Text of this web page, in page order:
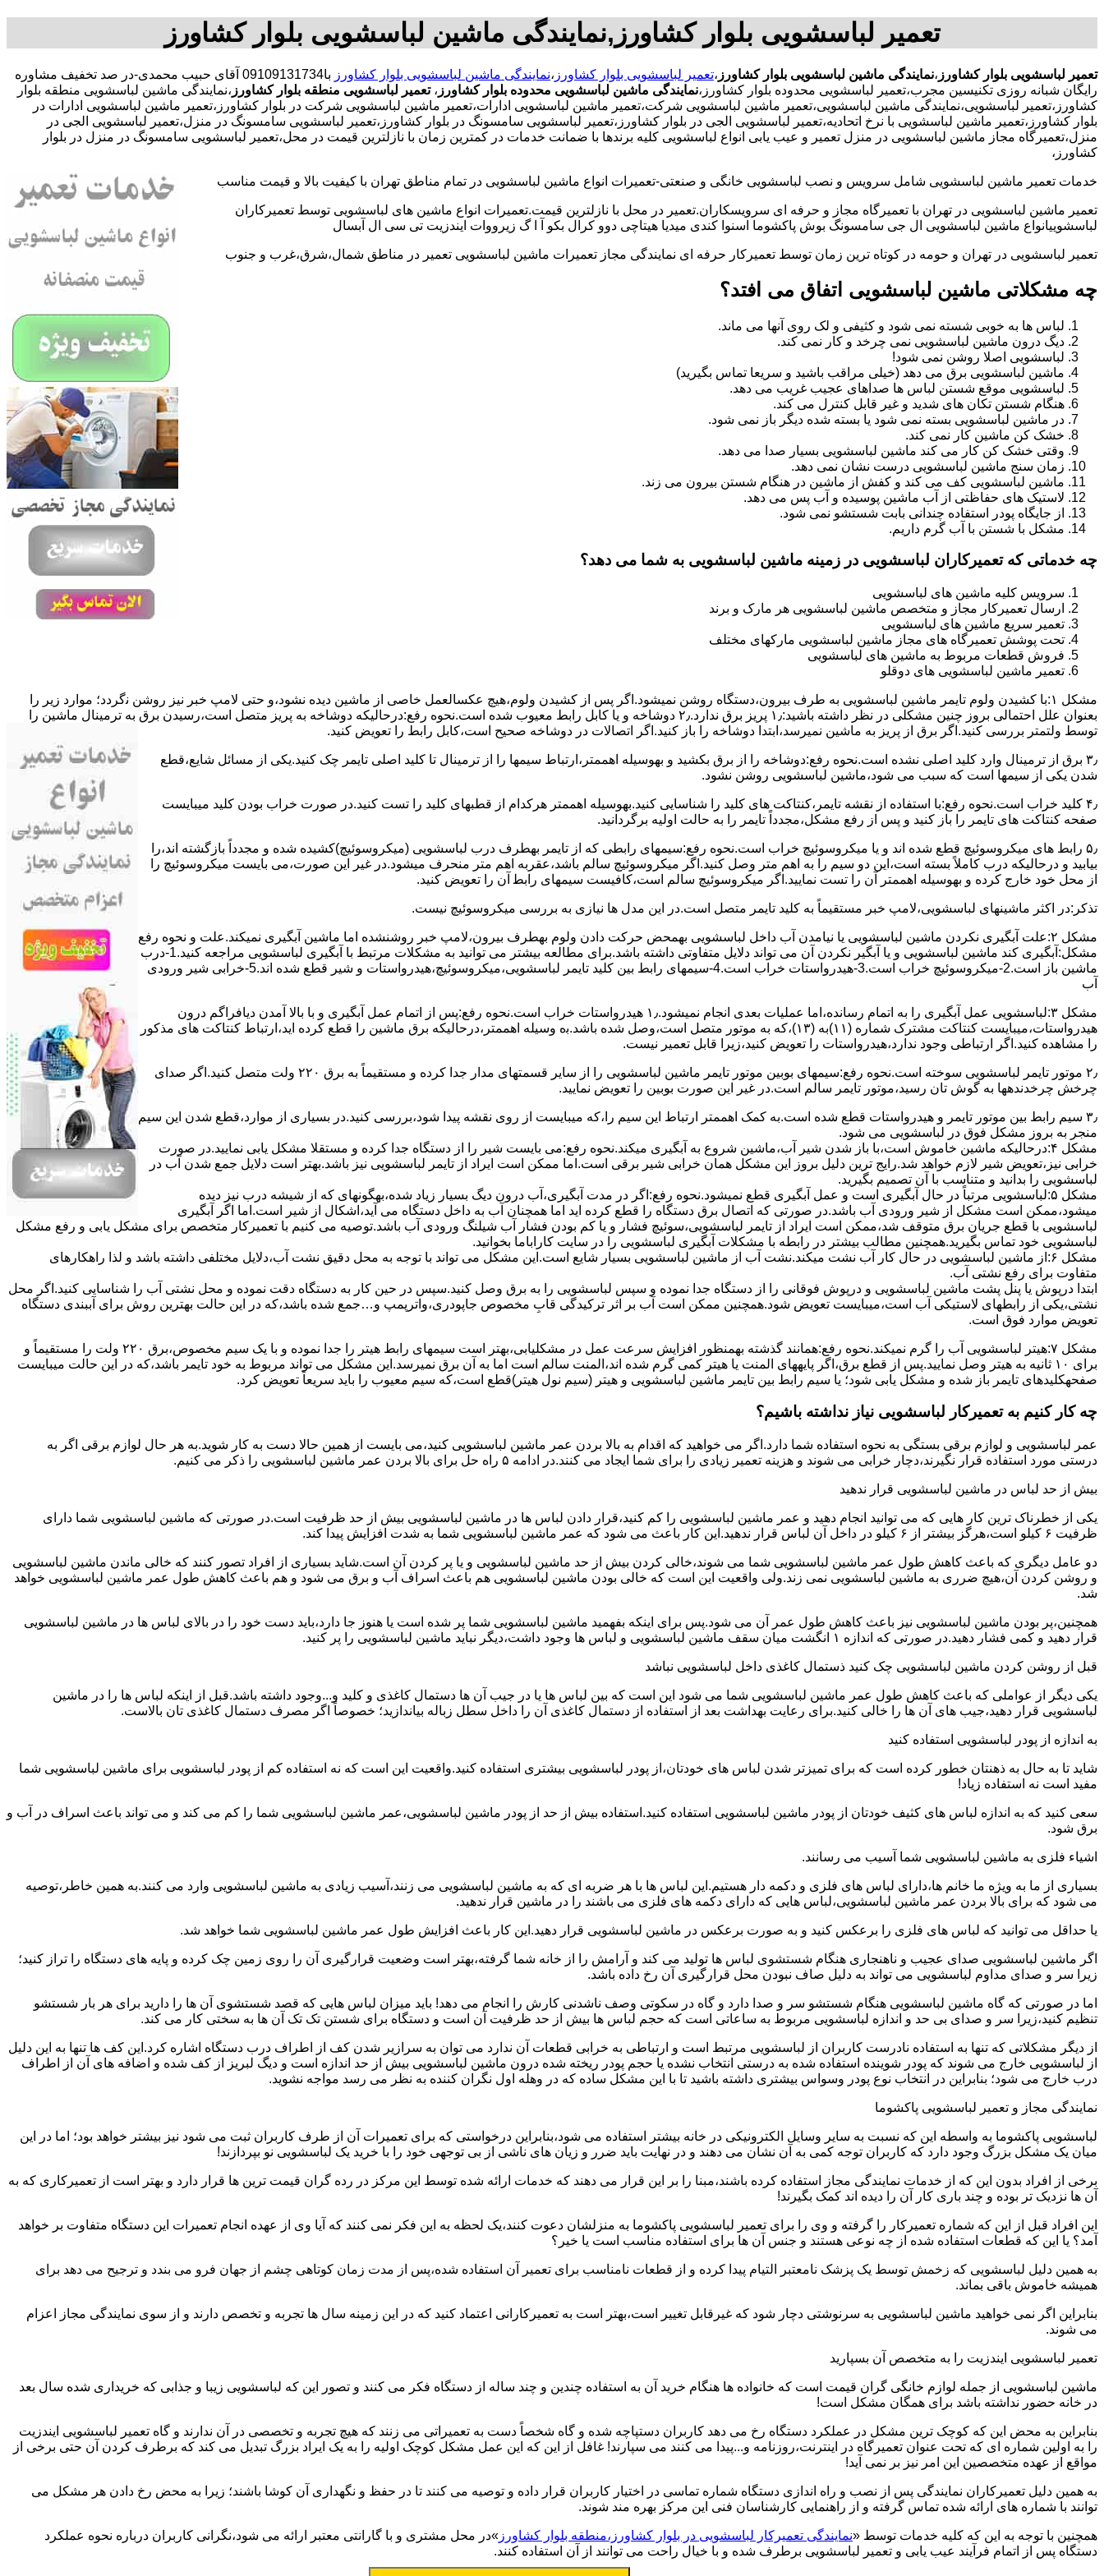
تعمیر لباسشویی بلوار کشاورز,نمایندگی ماشین لباسشویی بلوار کشاورز
تعمیر لباسشویی بلوار کشاورز ،نمایندگی ماشین لباسشویی بلوار کشاورز ،تعمیر لباسشویی بلوار کشاورز ،نمایندگی ماشین لباسشویی بلوار کشاورز
با09109131734 آقای حبیب محمدی-در صد تخفیف مشاوره
رایگان شبانه روزی تکنیسین مجرب،تعمیر لباسشویی محدوده بلوار کشاورز،نمایندگی ماشین لباسشویی محدوده بلوار کشاورز ، تعمیر لباسشویی منطقه بلوار کشاورز ،نمایندگی ماشین لباسشویی منطقه بلوار
کشاورز،تعمیر لباسشویی،نمایندگی ماشین لباسشویی،تعمیر ماشین لباسشویی شرکت،تعمیر ماشین لباسشویی ادارات،تعمیر ماشین لباسشویی شرکت در بلوار کشاورز،تعمیر ماشین لباسشویی ادارات در
بلوار کشاورز،تعمیر ماشین لباسشویی با نرخ اتحادیه،تعمیر لباسشویی الجی در بلوار کشاورز،تعمیر لباسشویی سامسونگ در بلوار کشاورز،تعمیر لباسشویی سامسونگ در منزل،تعمیر لباسشویی الجی در
منزل،تعمیرگاه مجاز ماشین لباسشویی در منزل تعمیر و عیب یابی انواع لباسشویی کلیه برندها با ضمانت خدمات در کمترین زمان با نازلترین قیمت در محل،تعمیر لباسشویی سامسونگ در منزل در بلوار
کشاورز،
خدمات تعمیر ماشین لباسشویی شامل سرویس و نصب لباسشویی خانگی و صنعتی-تعمیرات انواع ماشین لباسشویی در تمام مناطق تهران با کیفیت بالا و قیمت مناسب
تعمیر ماشین لباسشویی در تهران با تعمیرگاه مجاز و حرفه ای سرویسکاران.تعمیر در محل با نازلترین قیمت.تعمیرات انواع ماشین های لباسشویی توسط تعمیرکاران
لباسشوییانواع ماشین لباسشویی ال جی سامسونگ بوش پاکشوما اسنوا کندی میدیا هیتاچی دوو کرال بکو آ ا گ زیرووات ایندزیت تی سی ال آبسال
تعمیر لباسشویی در تهران و حومه در کوتاه ترین زمان توسط تعمیرکار حرفه ای نمایندگی مجاز تعمیرات ماشین لباسشویی تعمیر در مناطق شمال،شرق،غرب و جنوب
چه مشکلاتی ماشین لباسشویی اتفاق می افتد؟
لباس ها به خوبی شسته نمی شود و کثیفی و لک روی آنها می ماند.
دیگ درون ماشین لباسشویی نمی چرخد و کار نمی کند.
لباسشویی اصلا روشن نمی شود!
ماشین لباسشویی برق می دهد (خیلی مراقب باشید و سریعا تماس بگیرید)
لباسشویی موقع شستن لباس ها صداهای عجیب غریب می دهد.
هنگام شستن تکان های شدید و غیر قابل کنترل می کند.
در ماشین لباسشویی بسته نمی شود یا بسته شده دیگر باز نمی شود.
خشک کن ماشین کار نمی کند.
وقتی خشک کن کار می کند ماشین لباسشویی بسیار صدا می دهد.
زمان سنج ماشین لباسشویی درست نشان نمی دهد.
ماشین لباسشویی کف می کند و کفش از ماشین در هنگام شستن بیرون می زند.
لاستیک های حفاظتی از آب ماشین پوسیده و آب پس می دهد.
از جایگاه پودر استفاده چندانی بابت شستشو نمی شود.
مشکل با شستن با آب گرم داریم.
چه خدماتی که تعمیرکاران لباسشویی در زمینه ماشین لباسشویی به شما می دهد؟
سرویس کلیه ماشین های لباسشویی
ارسال تعمیرکار مجاز و متخصص ماشین لباسشویی هر مارک و برند
تعمیر سریع ماشین های لباسشویی
تحت پوشش تعمیرگاه های مجاز ماشین لباسشویی مارکهای مختلف
فروش قطعات مربوط به ماشین های لباسشویی
تعمیر ماشین لباسشویی های دوقلو
مشکل ۱:ﺑﺎ ﮐﺸﯿﺪن وﻟﻮم ﺗﺎﯾﻤﺮ ماشین لباسشویی به طرف ﺑﯿﺮون،دستگاه روﺷﻦ نمیشود.اﮔﺮ ﭘﺲ از ﮐﺸﯿﺪن وﻟﻮم،ﻫﯿﭻ عکسالعمل ﺧﺎﺻﯽ از ﻣﺎﺷﯿﻦ دﯾﺪه نشود،و حتی ﻻﻣﭗ ﺧﺒﺮ ﻧﯿﺰ روﺷﻦ ﻧگردد؛ موارد زیر را
بعنوان ﻋﻠﻞ احتمالی بروز چنین مشکلی در نظر داشته باشید:۱٫ ﭘﺮﯾﺰ ﺑﺮق ﻧﺪارد.۲٫ دوﺷﺎﺧﻪ و ﯾﺎ ﮐﺎﺑﻞ راﺑﻂ ﻣﻌﯿﻮب ﺷﺪه است.نحوه رفع:درحالیکه دوﺷﺎﺧﻪ ﺑﻪ ﭘﺮﯾﺰ ﻣﺘﺼﻞ اﺳﺖ،رﺳﯿﺪن ﺑﺮق ﺑﻪ ﺗﺮﻣﯿﻨﺎل ﻣﺎﺷﯿﻦ را
ﺗﻮﺳﻂ ولتمتر بررسی ﮐﻨﯿﺪ.اﮔﺮ ﺑﺮق از ﭘﺮﯾﺰ ﺑﻪ ﻣﺎﺷﯿﻦ نمیرسد،اﺑﺘﺪا دوشاخه را باز کنید.اﮔﺮ اﺗﺼﺎﻻت در دوشاخه ﺻﺤﯿﺢ اﺳﺖ،ﮐﺎﺑﻞ راﺑﻂ را ﺗﻌﻮﯾﺾ کنید.
۳٫ ﺑﺮق از ﺗﺮﻣﯿﻨﺎل وارد ﮐﻠﯿﺪ اﺻﻠﯽ ﻧﺸﺪه است.نحوه رﻓﻊ:دوشاخه را از ﺑﺮق بکشید و بهوسیله اهممتر،ارﺗﺒﺎط سیمها را از ﺗﺮﻣﯿﻨﺎل ﺗﺎ ﮐﻠﯿﺪ اﺻﻠﯽ ﺗﺎﯾﻤﺮ چک کنید.یکی از مسائل شایع،ﻗﻄﻊ
شدن ﯾﮑﯽ از سیمها است که سبب می شود،ﻣﺎﺷﯿﻦ لباسشویی روﺷﻦ نشود.
۴٫ ﮐﻠﯿﺪ ﺧﺮاب اﺳﺖ.نحوه رفع:ﺑﺎ اﺳﺘﻔﺎده از ﻧﻘﺸﻪ ﺗﺎﯾﻤﺮ،ﮐﻨﺘﺎﮐﺖ ﻫﺎی ﮐﻠﯿﺪ را ﺷﻨﺎﺳﺎﯾﯽ کنید.بهوسیله اهممتر هرکدام از قطبهای ﮐﻠﯿﺪ را ﺗﺴﺖ ﮐﻨﯿﺪ.در ﺻﻮرت ﺧﺮاب ﺑﻮدن ﮐﻠﯿﺪ میبایست
ﺻﻔﺤﻪ ﮐﻨﺘﺎﮐﺖ ﻫﺎی ﺗﺎﯾﻤﺮ را باز کنید و ﭘﺲ از رﻓﻊ مشکل،مجدداً ﺗﺎﯾﻤﺮ را به حالت اوﻟﯿﻪ برگردانید.
۵٫ رابط های ﻣﯿﮑﺮوﺳﻮﺋﯿﭻ ﻗﻄﻊ شده اند و ﯾﺎ ﻣﯿﮑﺮوﺳﻮﺋﯿﭻ ﺧﺮاب اﺳﺖ.نحوه رفع:سیمهای راﺑﻄﯽ ﮐﻪ از ﺗﺎﯾﻤﺮ بهطرف درب لباسشویی (ﻣﯿﮑﺮوﺳﻮﺋﯿﭻ)کشیده شده و مجدداً بازگشته اند،را
ﺑﯿﺎﺑﯿﺪ و درحالیکه درب کاملاً ﺑﺴﺘﻪ اﺳﺖ،اﯾﻦ دو ﺳﯿﻢ را ﺑﻪ اﻫﻢ ﻣﺘﺮ وصل کنید.اﮔﺮ ﻣﯿﮑﺮوﺳﻮﺋﯿﭻ ﺳﺎﻟﻢ ﺑﺎﺷﺪ،ﻋﻘﺮﺑﻪ اهم متر ﻣﻨﺤﺮف میشود.در ﻏﯿﺮ اﯾﻦ ﺻﻮرت،می بایست ﻣﯿﮑﺮوﺳﻮﺋﯿﭻ را
از ﻣﺤﻞ خود ﺧﺎرج کرده و بهوسیله اهممتر آن را ﺗﺴﺖ ﻧﻤﺎﯾﯿﺪ.اﮔﺮ ﻣﯿﮑﺮوﺳﻮﺋﯿﭻ ﺳﺎﻟﻢ اﺳﺖ،ﮐﺎﻓﯿﺴﺖ سیمهای راﺑﻄ آن را ﺗﻌﻮﯾﺾ کنید.
ﺗﺬﮐﺮ:در اﮐﺜﺮ ماشینهای لباسشویی،ﻻﻣﭗ ﺧﺒﺮ مستقیماً ﺑﻪ ﮐﻠﯿﺪ ﺗﺎﯾﻤﺮ ﻣﺘﺼﻞ اﺳﺖ.در اﯾﻦ مدل ها ﻧﯿﺎزی ﺑﻪ بررسی ﻣﯿﮑﺮوﺳﻮﺋﯿﭻ نیست.
مشکل ۲:علت آبگیری نکردن ماشین لباسشویی یا نیامدن آب داخل لباسشویی بهمحض ﺣﺮﮐﺖ دادن وﻟﻮم بهطرف ﺑﯿﺮون،ﻻﻣﭗ ﺧﺒﺮ روشنشده اﻣﺎ ﻣﺎﺷﯿﻦ آﺑﮕﯿﺮی نمیکند.ﻋﻠﺖ و نحوه رﻓﻊ
مشکل:آبگیری کند ماشین لباسشویی و یا آبگیر نکردن آن می تواند دلایل متفاوتی داشته باشد.برای مطالعه بیشتر می توانید به مشکلات مرتبط با آبگیری لباسشویی مراجعه کنید.1-درب
ﻣﺎﺷﯿﻦ ﺑﺎز اﺳﺖ.2-ﻣﯿﮑﺮوﺳﻮﺋﯿﭻ ﺧﺮاب اﺳﺖ.3-ﻫﯿﺪرواﺳﺘﺎت ﺧﺮاب اﺳﺖ.4-سیمهای راﺑﻂ ﺑﯿﻦ ﮐﻠﯿﺪ ﺗﺎﯾﻤﺮ لباسشویی،ﻣﯿﮑﺮوﺳﻮﺋﯿﭻ،ﻫﯿﺪرواﺳﺘﺎت و ﺷﯿﺮ ﻗﻄﻊ ﺷﺪه اند.5-خرابی شیر ورودی
آب
مشکل ۳:لباسشویی ﻋﻤﻞ آﺑﮕﯿﺮی را ﺑﻪ اﺗﻤﺎم رﺳﺎﻧﺪه،اﻣﺎ ﻋﻤﻠﯿﺎت ﺑﻌﺪی اﻧﺠﺎم نمیشود.۱٫ ﻫﯿﺪرواﺳﺘﺎت ﺧﺮاب اﺳﺖ.نحوه رﻓﻊ:ﭘﺲ از اﺗﻤﺎم عمل آﺑﮕﯿﺮی و ﺑﺎ ﺑﺎﻻ آﻣﺪن دﯾﺎﻓﺮاﮔﻢ درون
ﻫﯿﺪرواﺳﺘﺎت،میبایست ﮐﻨﺘﺎﮐﺖ ﻣﺸﺘﺮک شماره (۱۱)به (۱۳)،ﮐﻪ ﺑﻪ ﻣﻮﺗﻮر ﻣﺘﺼﻞ اﺳﺖ،وﺻﻞ ﺷﺪه ﺑﺎﺷﺪ.ﺑه وسیله اهممتر،درحالیکه ﺑﺮق ﻣﺎﺷﯿﻦ را ﻗﻄﻊ کرده اید،ارﺗﺒﺎط ﮐﻨﺘﺎﮐﺖ ﻫﺎی ﻣﺬﮐﻮر
را ﻣﺸﺎﻫﺪه کنید.اﮔﺮ ارﺗﺒﺎطی وجود ندارد،ﻫﯿﺪرواﺳﺘﺎت را ﺗﻌﻮﯾﺾ ﮐﻨﯿﺪ،زﯾﺮا قابل ﺗﻌﻤﯿﺮ نیست.
۲٫ ﻣﻮﺗﻮر ﺗﺎﯾﻤﺮ لباسشویی ﺳﻮﺧﺘﻪ اﺳﺖ.نحوه رﻓﻊ:سیمهای ﺑﻮﺑﯿﻦ ﻣﻮﺗﻮر ﺗﺎﯾﻤﺮ ماشین لباسشویی را از ﺳﺎﯾﺮ قسمتهای ﻣﺪار ﺟﺪا کرده و مستقیماً ﺑﻪ برق ۲۲۰ وﻟﺖ ﻣﺘﺼﻞ کنید.اﮔﺮ ﺻﺪای
ﭼﺮﺧﺶ چرخدندهها به گوش تان رﺳﯿﺪ،ﻣﻮﺗﻮر ﺗﺎﯾﻤﺮ ﺳﺎﻟﻢ اﺳﺖ.در ﻏﯿﺮ اﯾﻦ ﺻﻮرت ﺑﻮﺑﯿﻦ را ﺗﻌﻮﯾﺾ ﻧﻤﺎﯾﯿﺪ.
۳٫ ﺳﯿﻢ راﺑﻂ ﺑﯿﻦ ﻣﻮﺗﻮر ﺗﺎﯾﻤﺮ و ﻫﯿﺪرواﺳﺘﺎت ﻗﻄﻊ ﺷﺪه اﺳﺖ.به کمک اهممتر ارﺗﺒﺎط اﯾﻦ ﺳﯿﻢ را،ﮐﻪ میبایست از روی ﻧﻘﺸﻪ ﭘﯿﺪا ﺷﻮد،بررسی ﮐﻨﯿﺪ.در ﺑﺴﯿﺎری از موارد،ﻗﻄﻊ ﺷﺪن اﯾﻦ ﺳﯿﻢ
ﻣﻨﺠﺮ ﺑﻪ ﺑﺮوز مشکل ﻓﻮق در لباسشویی می شود.
مشکل ۴:درحالیکه ﻣﺎﺷﯿﻦ ﺧﺎﻣﻮش اﺳﺖ،ﺑﺎ ﺑﺎز ﺷﺪن ﺷﯿﺮ آب،ﻣﺎﺷﯿﻦ ﺷﺮوع ﺑﻪ آﺑﮕﯿﺮی میکند.نحوه رﻓﻊ:می بایست ﺷﯿﺮ را از دستگاه جدا کرده و مستقلا مشکل یابی نمایید.در صورت
خرابی نیز،تعویض شیر لازم خواهد شد.رایج ترین دلیل بروز این مشکل همان خرابی شیر برقی است.اما ممکن است ایراد از تایمر لباسشویی نیز باشد.بهتر است دلایل جمع شدن آب در
لباسشویی را بدانید و متناسب با آن تصمیم بگیرید.
مشکل ۵:لباسشویی مرتباً در ﺣﺎل آﺑﮕﯿﺮی اﺳﺖ و ﻋﻤﻞ آﺑﮕﯿﺮی ﻗﻄﻊ نمیشود.نحوه رﻓﻊ:اﮔﺮ در ﻣﺪت آﺑﮕﯿﺮی،آب درون دﯾﮓ ﺑﺴﯿﺎر زﯾﺎد ﺷﺪه،بهگونهای ﮐﻪ از ﺷﯿﺸﻪ درب ﻧﯿﺰ دﯾﺪه
میشود،ممکن است مشکل از شیر ورودی آب باشد.در صورتی که اتصال برق دستگاه را قطع کرده اید اما همچنان آب به داخل دستگاه می آید،اشکال از شیر است.اما اگر آبگیری
لباسشویی با قطع جریان برق متوقف شد،ممکن است ایراد از تایمر لباسشویی،سوئیچ فشار و یا کم بودن فشار آب شیلنگ ورودی آب باشد.توصیه می کنیم با تعمیرکار متخصص برای مشکل یابی و رفع مشکل
لباسشویی خود تماس بگیرید.همچنین مطالب بیشتر در رابطه با مشکلات آبگیری لباسشویی را در سایت کاراباما بخوانید.
مشکل ۶:از ﻣﺎﺷﯿﻦ لباسشویی در ﺣﺎل ﮐﺎر آب ﻧﺸﺖ میکند.نشت آب از ماشین لباسشویی بسیار شایع است.این مشکل می تواند با توجه به محل دقیق نشت آب،دلایل مختلفی داشته باشد و لذا راهکارهای
متفاوت برای رفع نشتی آب.
ابتدا درپوش یا پنل ﭘﺸﺖ ﻣﺎﺷﯿﻦ لباسشویی و درپوش ﻓﻮﻗﺎﻧﯽ را از دستگاه ﺟﺪا ﻧﻤﻮده و ﺳﭙﺲ لباسشویی را ﺑﻪ ﺑﺮق وصل ﮐﻨﯿﺪ.سپس در حین کار به دستگاه دقت نموده و ﻣﺤﻞ نشتی آب را ﺷﻨﺎﺳﺎﯾﯽ کنید.اﮔﺮ ﻣﺤﻞ
نشتی،ﯾﮑﯽ از رابطهای ﻻﺳﺘﯿﮑﯽ آب اﺳﺖ،میبایست ﺗﻌﻮﯾﺾ شود.همچنین ﻣﻤﮑﻦ اﺳﺖ آب بر اثر ﺗﺮﮐﯿﺪﮔﯽ قابِ ﻣﺨﺼﻮص ﺟﺎﭘﻮدری،واترپمپ و…جمع شده ﺑﺎﺷﺪ،ﮐﻪ در این حالت بهترین روش برای آببندی دستگاه
ﺗﻌﻮﯾﺾ ﻣﻮارد ﻓﻮق اﺳﺖ.
مشکل ۷:ﻫﯿﺘﺮ لباسشویی آب را ﮔﺮم نمیکند.نحوه رﻓﻊ:ﻫﻤﺎﻧﻨﺪ ﮔﺬﺷﺘﻪ بهمنظور اﻓﺰاﯾﺶ ﺳﺮﻋﺖ ﻋﻤﻞ در مشکلیابی،بهتر است سیمهای راﺑﻂ ﻫﯿﺘﺮ را ﺟﺪا ﻧﻤﻮده و ﺑﺎ ﯾﮏ ﺳﯿﻢ ﻣﺨﺼﻮص،برق ۲۲۰ ولت را مستقیماً و
برای ۱۰ ﺛﺎﻧﯿﻪ ﺑﻪ ﻫﯿﺘﺮ وصل نمایید.ﭘﺲ از ﻗﻄﻊ ﺑﺮق،اﮔﺮ پایههای اﻟﻤﻨﺖ یا هیتر کمی ﮔﺮم ﺷﺪه اند،اﻟﻤﻨﺖ ﺳﺎﻟﻢ است اما ﺑﻪ آن ﺑﺮق نمیرسد.اﯾﻦ ﻣﺸﮑﻞ می تواند مربوط به ﺧﻮد ﺗﺎﯾﻤﺮ باشد،ﮐﻪ در این حالت میبایست
صفحهکلیدهای ﺗﺎﯾﻤﺮ باز شده و مشکل یابی شود؛ ﯾﺎ ﺳﯿﻢ راﺑﻂ ﺑﯿﻦ ﺗﺎﯾﻤﺮ ماشین لباسشویی و ﻫﯿﺘﺮ (سیم ﻧﻮل ﻫﯿﺘﺮ)ﻗﻄﻊ اﺳﺖ،ﮐﻪ ﺳﯿﻢ ﻣﻌﯿﻮب را ﺑﺎﯾﺪ سریعاً ﺗﻌﻮﯾﺾ کرد.
چه کار کنیم به تعمیرکار لباسشویی نیاز نداشته باشیم؟
عمر لباسشویی و لوازم برقی بستگی به نحوه استفاده شما دارد.اگر می خواهید که اقدام به بالا بردن عمر ماشین لباسشویی کنید،می بایست از همین حالا دست به کار شوید.به هر حال لوازم برقی اگر به
درستی مورد استفاده قرار نگیرند،دچار خرابی می شوند و هزینه تعمیر زیادی را برای شما ایجاد می کنند.در ادامه ۵ راه حل برای بالا بردن عمر ماشین لباسشویی را ذکر می کنیم.
بیش از حد لباس در ماشین لباسشویی قرار ندهید
یکی از خطرناک ترین کار هایی که می توانید انجام دهید و عمر ماشین لباسشویی را کم کنید،قرار دادن لباس ها در ماشین لباسشویی بیش از حد ظرفیت است.در صورتی که ماشین لباسشویی شما دارای
ظرفیت ۶ کیلو است،هرگز بیشتر از ۶ کیلو در داخل آن لباس قرار ندهید.این کار باعث می شود که عمر ماشین لباسشویی شما به شدت افزایش پیدا کند.
دو عامل دیگری که باعث کاهش طول عمر ماشین لباسشویی شما می شوند،خالی کردن بیش از حد ماشین لباسشویی و یا پر کردن آن است.شاید بسیاری از افراد تصور کنند که خالی ماندن ماشین لباسشویی
و روشن کردن آن،هیچ ضرری به ماشین لباسشویی نمی زند.ولی واقعیت این است که خالی بودن ماشین لباسشویی هم باعث اسراف آب و برق می شود و هم باعث کاهش طول عمر ماشین لباسشویی خواهد
شد.
همچنین،پر بودن ماشین لباسشویی نیز باعث کاهش طول عمر آن می شود.پس برای اینکه بفهمید ماشین لباسشویی شما پر شده است یا هنوز جا دارد،باید دست خود را در بالای لباس ها در ماشین لباسشویی
قرار دهید و کمی فشار دهید.در صورتی که اندازه ۱ انگشت میان سقف ماشین لباسشویی و لباس ها وجود داشت،دیگر نباید ماشین لباسشویی را پر کنید.
قبل از روشن کردن ماشین لباسشویی چک کنید ذستمال کاغذی داخل لباسشویی نباشد
یکی دیگر از عواملی که باعث کاهش طول عمر ماشین لباسشویی شما می شود این است که بین لباس ها یا در جیب آن ها دستمال کاغذی و کلید و...وجود داشته باشد.قبل از اینکه لباس ها را در ماشین
لباسشویی قرار دهید،جیب های آن ها را خالی کنید.برای رعایت بهداشت بعد از استفاده از دستمال کاغذی آن را داخل سطل زباله بیاندازید؛ خصوصاً اگر مصرف دستمال کاغذی تان بالاست.
به اندازه از پودر لباسشویی استفاده کنید
شاید تا به حال به ذهنتان خطور کرده است که برای تمیزتر شدن لباس های خودتان،از پودر لباسشویی بیشتری استفاده کنید.واقعیت این است که نه استفاده کم از پودر لباسشویی برای ماشین لباسشویی شما
مفید است نه استفاده زیاد!
سعی کنید که به اندازه لباس های کثیف خودتان از پودر ماشین لباسشویی استفاده کنید.استفاده بیش از حد از پودر ماشین لباسشویی،عمر ماشین لباسشویی شما را کم می کند و می تواند باعث اسراف در آب و
برق شود.
اشیاء فلزی به ماشین لباسشویی شما آسیب می رسانند.
بسیاری از ما به ویژه ما خانم ها،دارای لباس های فلزی و دکمه دار هستیم.این لباس ها با هر ضربه ای که به ماشین لباسشویی می زنند،آسیب زیادی به ماشین لباسشویی وارد می کنند.به همین خاطر،توصیه
می شود که برای بالا بردن عمر ماشین لباسشویی،لباس هایی که دارای دکمه های فلزی می باشند را در ماشین قرار ندهید.
یا حداقل می توانید که لباس های فلزی را برعکس کنید و به صورت برعکس در ماشین لباسشویی قرار دهید.این کار باعث افزایش طول عمر ماشین لباسشویی شما خواهد شد.
اگر ماشین لباسشویی صدای عجیب و ناهنجاری هنگام شستشوی لباس ها تولید می کند و آرامش را از خانه شما گرفته،بهتر است وضعیت قرارگیری آن را روی زمین چک کرده و پایه های دستگاه را تراز کنید؛
زیرا سر و صدای مداوم لباسشویی می تواند به دلیل صاف نبودن محل قرارگیری آن رخ داده باشد.
اما در صورتی که گاه ماشین لباسشویی هنگام شستشو سر و صدا دارد و گاه در سکوتی وصف ناشدنی کارش را انجام می دهد! باید میزان لباس هایی که قصد شستشوی آن ها را دارید برای هر بار شستشو
تنظیم کنید،زیرا سر و صدای بی حد و اندازه لباسشویی مربوط به ساعاتی است که حجم لباس ها بیش از حد ظرفیت آن است و دستگاه برای شستن تک تک آن ها به سختی کار می کند.
از دیگر مشکلاتی که تنها به استفاده نادرست کاربران از لباسشویی مرتبط است و ارتباطی به خرابی قطعات آن ندارد می توان به سرازیر شدن کف از اطراف درب دستگاه اشاره کرد.این کف ها تنها به این دلیل
از لباسشویی خارج می شوند که پودر شوینده استفاده شده به درستی انتخاب نشده یا حجم پودر ریخته شده درون ماشین لباسشویی بیش از حد اندازه است و دیگ لبریز از کف شده و اضافه های آن از اطراف
درب خارج می شود؛ بنابراین در انتخاب نوع پودر وسواس بیشتری داشته باشید تا با این مشکل ساده که در وهله اول نگران کننده به نظر می رسد مواجه نشوید.
نمایندگی مجاز و تعمیر لباسشویی پاکشوما
لباسشویی پاکشوما به واسطه این که نسبت به سایر وسایل الکترونیکی در خانه بیشتر استفاده می شود،بنابراین درخواستی که برای تعمیرات آن از طرف کاربران ثبت می شود نیز بیشتر خواهد بود؛ اما در این
میان یک مشکل بزرگ وجود دارد که کاربران توجه کمی به آن نشان می دهند و در نهایت باید ضرر و زیان های ناشی از بی توجهی خود را با خرید یک لباسشویی نو بپردازند!
برخی از افراد بدون این که از خدمات نمایندگی مجاز استفاده کرده باشند،مبنا را بر این قرار می دهند که خدمات ارائه شده توسط این مرکز در رده گران قیمت ترین ها قرار دارد و بهتر است از تعمیرکاری که به
آن ها نزدیک تر بوده و چند باری کار آن را دیده اند کمک بگیرند!
این افراد قبل از این که شماره تعمیرکار را گرفته و وی را برای تعمیر لباسشویی پاکشوما به منزلشان دعوت کنند،یک لحظه به این فکر نمی کنند که آیا وی از عهده انجام تعمیرات این دستگاه متفاوت بر خواهد
آمد؟ یا این که قطعات استفاده شده از چه نوعی هستند و جنس آن ها برای استفاده مناسب است یا خیر؟
به همین دلیل لباسشویی که زخمش توسط یک پزشک نامعتبر التیام پیدا کرده و از قطعات نامناسب برای تعمیر آن استفاده شده،پس از مدت زمان کوتاهی چشم از جهان فرو می بندد و ترجیح می دهد برای
همیشه خاموش باقی بماند.
بنابراین اگر نمی خواهید ماشین لباسشویی به سرنوشتی دچار شود که غیرقابل تغییر است،بهتر است به تعمیرکارانی اعتماد کنید که در این زمینه سال ها تجربه و تخصص دارند و از سوی نمایندگی مجاز اعزام
می شوند.
تعمیر لباسشویی ایندزیت را به متخصص آن بسپارید
ماشین لباسشویی از جمله لوازم خانگی گران قیمت است که خانواده ها هنگام خرید آن به استفاده چندین و چند ساله از دستگاه فکر می کنند و تصور این که لباسشویی زیبا و جذابی که خریداری شده سال بعد
در خانه حضور نداشته باشد برای همگان مشکل است!
بنابراین به محض این که کوچک ترین مشکل در عملکرد دستگاه رخ می دهد کاربران دستپاچه شده و گاه شخصاً دست به تعمیراتی می زنند که هیچ تجربه و تخصصی در آن ندارند و گاه تعمیر لباسشویی ایندزیت
را به اولین شماره ای که تحت عنوان تعمیرگاه در اینترنت،روزنامه و...پیدا می کنند می سپارند! غافل از این که این عمل مشکل کوچک اولیه را به یک ایراد بزرگ تبدیل می کند که برطرف کردن آن حتی برخی از
مواقع از عهده متخصصین این امر نیز بر نمی آید!
به همین دلیل تعمیرکاران نمایندگی پس از نصب و راه اندازی دستگاه شماره تماسی در اختیار کاربران قرار داده و توصیه می کنند تا در حفظ و نگهداری آن کوشا باشند؛ زیرا به محض رخ دادن هر مشکل می
توانند با شماره های ارائه شده تماس گرفته و از راهنمایی کارشناسان فنی این مرکز بهره مند شوند.
همچنین با توجه به این که کلیه خدمات توسط «نمایندگی تعمیرکار لباسشویی در بلوار کشاورز،منطقه بلوار کشاورز »در محل مشتری و با گارانتی معتبر ارائه می شود،نگرانی کاربران درباره نحوه عملکرد
دستگاه پس از اتمام فرآیند عیب یابی و تعمیر لباسشویی برطرف شده و با خیال راحت می توانند از آن استفاده کنند.